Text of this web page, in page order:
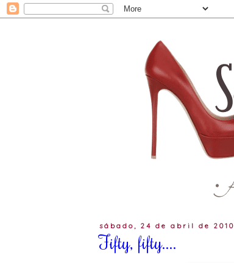
sábado, 24 de abril de 2010
Fifty, fifty....